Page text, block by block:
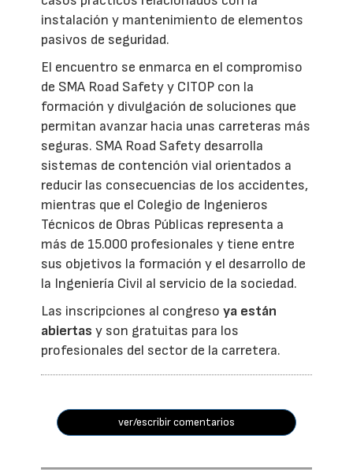
instalación y mantenimiento de elementos
pasivos de seguridad.
El encuentro se enmarca en el compromiso
de SMA Road Safety y CITOP con la
formación y divulgación de soluciones que
permitan avanzar hacia unas carreteras más
seguras. SMA Road Safety desarrolla
sistemas de contención vial orientados a
reducir las consecuencias de los accidentes,
mientras que el Colegio de Ingenieros
Técnicos de Obras Públicas representa a
más de 15.000 profesionales y tiene entre
sus objetivos la formación y el desarrollo de
la Ingeniería Civil al servicio de la sociedad.
Las inscripciones al congresoya están
abiertas y son gratuitas para los
profesionales del sector de la carretera.
ver/escribir comentarios